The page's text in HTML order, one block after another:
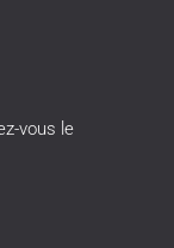
vous le